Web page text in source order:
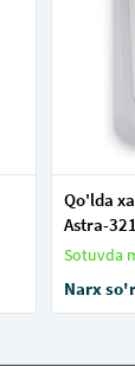
Qo'lda
Astra-
Sotuvda
Narx